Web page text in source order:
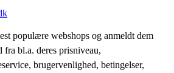
populære webshops og anmeldt dem
bl.a. deres prisniveau,
brugervenlighed, betingelser,